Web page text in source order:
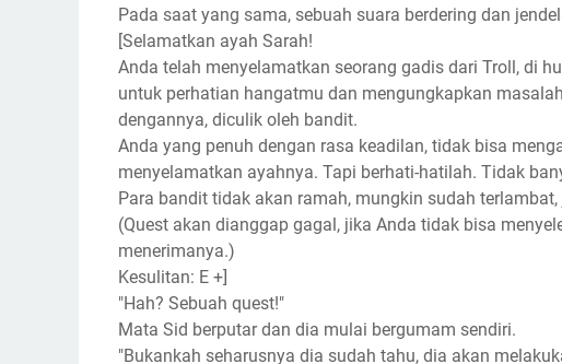
Pada saat yang sama, sebuah suara berdering dan
[Selamatkan ayah Sarah!
Anda telah menyelamatkan seorang gadis dari Troll, di
untuk perhatian hangatmu dan mengungkapkan
dengannya, diculik oleh bandit.
Anda yang penuh dengan rasa keadilan, tidak bisa
menyelamatkan ayahnya. Tapi berhati-hatilah. Tidak
Para bandit tidak akan ramah, mungkin sudah
(Quest akan dianggap gagal, jika Anda tidak bisa
menerimanya.)
Kesulitan: E +]
"Hah? Sebuah quest!"
Mata Sid berputar dan dia mulai bergumam sendiri.
"Bukankah seharusnya dia sudah tahu, dia akan